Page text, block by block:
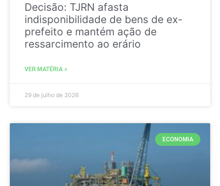
Decisão: TJRN afasta
indisponibilidade de bens de ex-
prefeito e mantém ação de
ressarcimento ao erário
VER MATÉRIA »
29 de julho de 2026
ECONOMIA